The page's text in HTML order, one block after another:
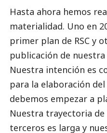
Hasta ahora hemos
materialidad. Uno en
primer plan de RSC y
publicación de
Nuestra intención es
para la elaboración del
debemos empezar a
Nuestra trayectoria
terceros es larga y